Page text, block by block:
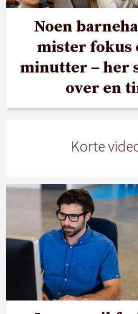
Noen
mister fokus
minutter – her
over en
Korte